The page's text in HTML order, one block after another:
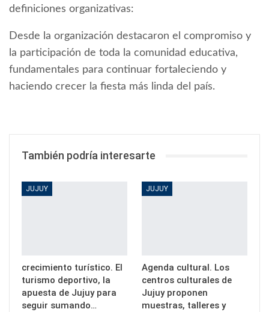
definiciones organizativas:
Desde la organización destacaron el compromiso y
la participación de toda la comunidad educativa,
fundamentales para continuar fortaleciendo y
haciendo crecer la fiesta más linda del país.
También podría interesarte
JUJUY
crecimiento turístico. El
turismo deportivo, la
apuesta de Jujuy para
seguir sumando…
JUJUY
Agenda cultural. Los
centros culturales de
Jujuy proponen
muestras, talleres y